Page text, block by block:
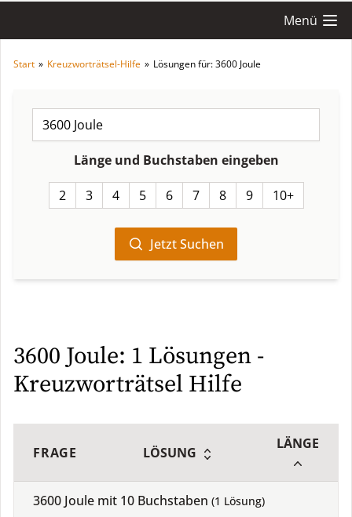
Menü
Start » Kreuzworträtsel-Hilfe » Lösungen für: 3600 Joule
Länge und Buchstaben eingeben
2 3 4 5 6 7 8 9 10+
Jetzt Suchen
3600 Joule: 1 Lösungen -
Kreuzworträtsel Hilfe
FRAGE LÖSUNG
LÄNGE
3600 Joule mit 10 Buchstaben (1 Lösung)